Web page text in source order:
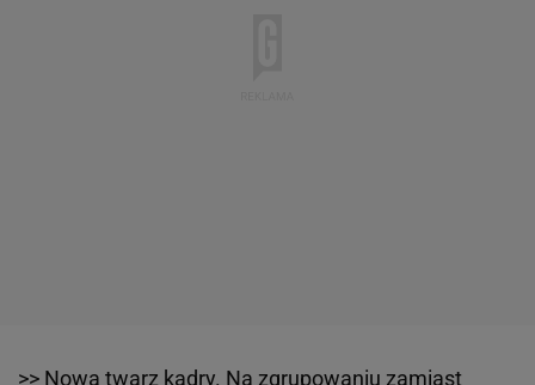
>> Nowa twarz kadry. Na zgrupowaniu zamiast